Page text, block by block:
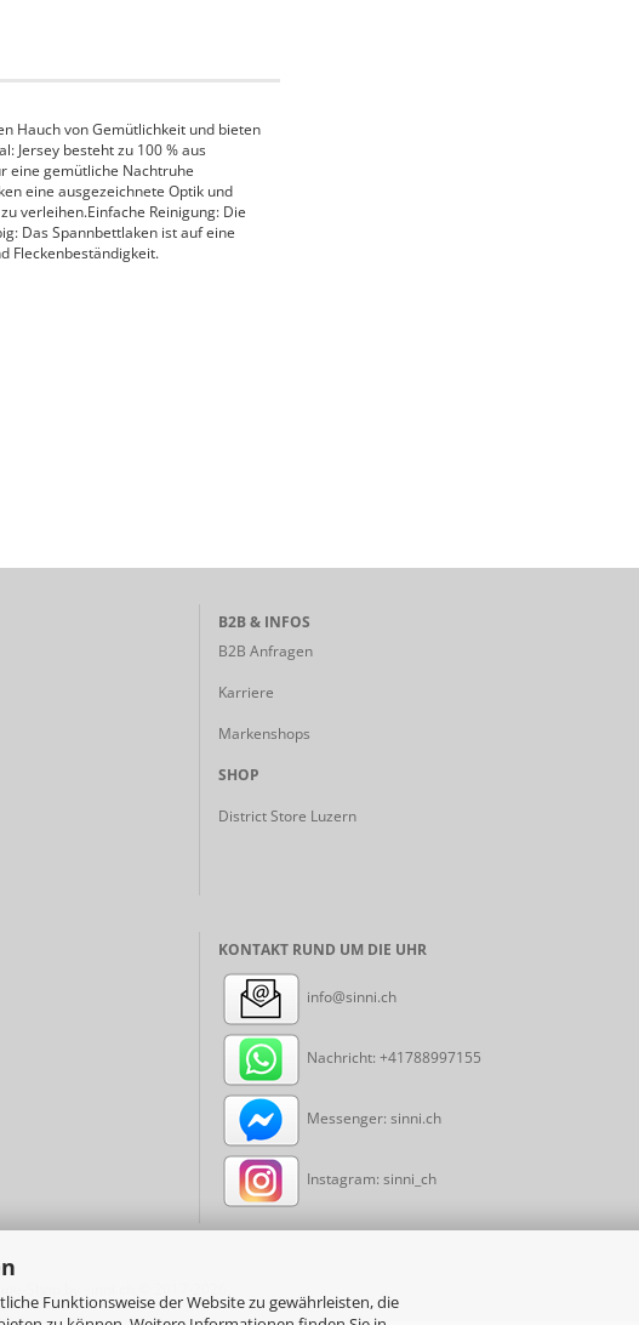
Funktionsweise der Website zu gewährleisten, die
Hauch von Gemütlichkeit und bieten
Jersey besteht zu 100 % aus
eine gemütliche Nachtruhe
eine ausgezeichnete Optik und
verleihen.Einfache Reinigung: Die
Das Spannbettlaken ist auf eine
Fleckenbeständigkeit.
B2B & INFOS
B2B Anfragen
Karriere
Markenshops
SHOP
District Store Luzern
KONTAKT RUND UM DIE UHR
info@sinni.ch
Nachricht: +41788997155
Messenger: sinni.ch
Instagram: sinni_ch